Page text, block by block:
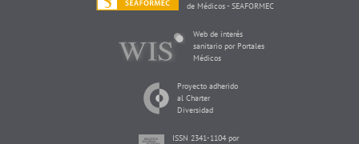
de Médicos - SEAFORMEC
Web de interés
sanitario por Portales
Médicos
Proyecto adherido
al Charter
Diversidad
ISSN 2341-1104 por